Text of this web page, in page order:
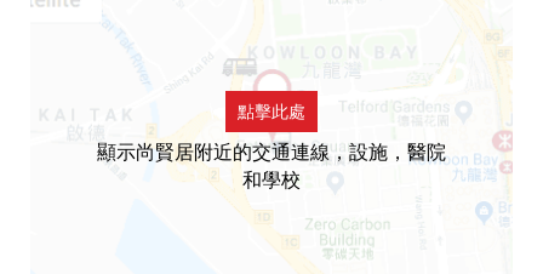
點擊此處
顯示尚賢居附近的交通連線，設施，醫院
和學校